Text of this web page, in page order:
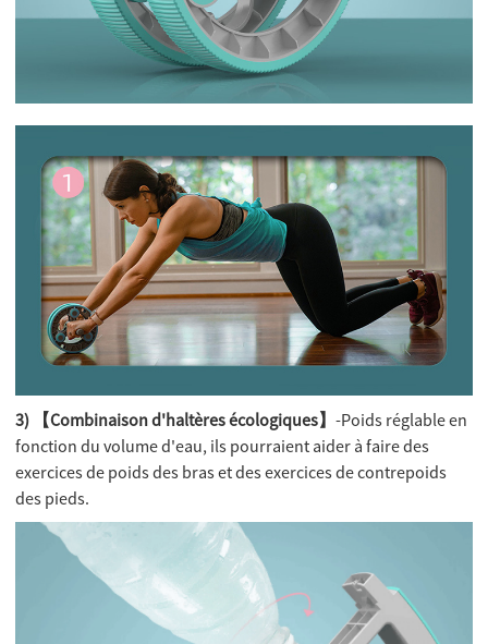
3) 【Combinaison d'haltères écologiques】-Poids réglable en
fonction du volume d'eau, ils pourraient aider à faire des
exercices de poids des bras et des exercices de contrepoids
des pieds.